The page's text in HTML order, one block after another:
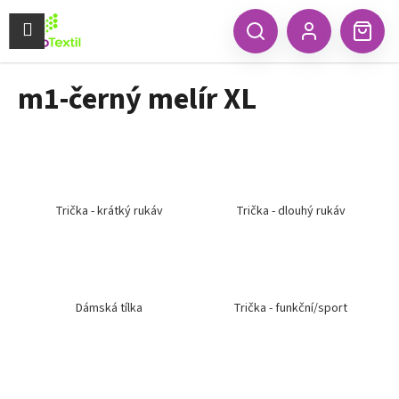
obsah
HledatPřihlášení
Menu
m1-černý melír XL
Trička - krátký rukáv Trička - dlouhý rukáv
Dámská tílka Trička - funkční/sport
K
š Zpět
Zpět
C